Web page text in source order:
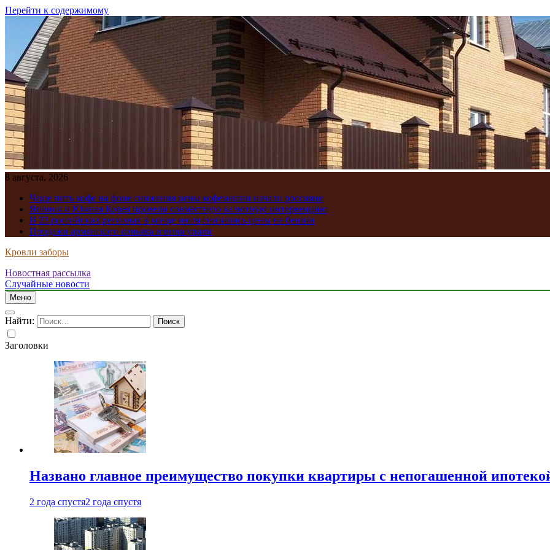
Перейти к содержимому
8 августа, 2026
Чаще пить кофе на фоне снижения цены кофемашин начали россияне
Япония и Южная Корея провели совместную валютную интервенцию
В 23 российских регионах в конце июля снизились цены на бензин
Продажи армянского коньяка и вина упали
Кровли заборы
Новостная рассылка
Случайные новости
Меню
Найти:
Заголовки
Названо главное преимущество покупки квартиры с непогашенной
2 года спустя2 года спустя